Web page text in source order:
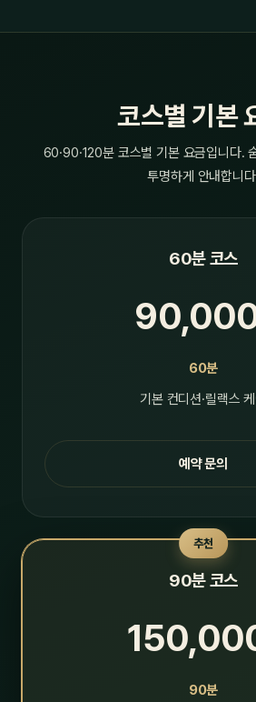
코스별 기본
60·90·120분 코스별 기본 요금입니다.
투명하게 안내합니
60분 코스
60분
기본 컨디션·릴랙스
예약 문의
추천
90분 코스
90분